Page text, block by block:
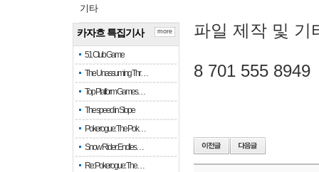
기타
카자흐 특집기사
51 Club Game
The Unassuming Thr…
Top Platform Games…
The speed in Slope
Pokerogue: The Pok…
Snow Rider: Endles…
Re: Pokerogue: The…
more 파일 제작 및 기
8 701 555 8949